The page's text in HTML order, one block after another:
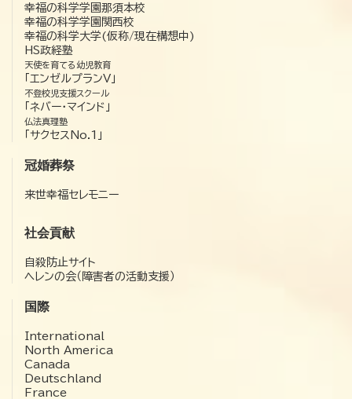
幸福の科学学園那須本校
幸福の科学学園関西校
幸福の科学大学(仮称/現在構想中)
HS政経塾
天使を育てる幼児教育
「エンゼルプランV」
不登校児支援スクール
「ネバー・マインド」
仏法真理塾
「サクセスNo.1」
冠婚葬祭
来世幸福セレモニー
社会貢献
自殺防止サイト
ヘレンの会（障害者の活動支援）
国際
International
North America
Canada
Deutschland
France